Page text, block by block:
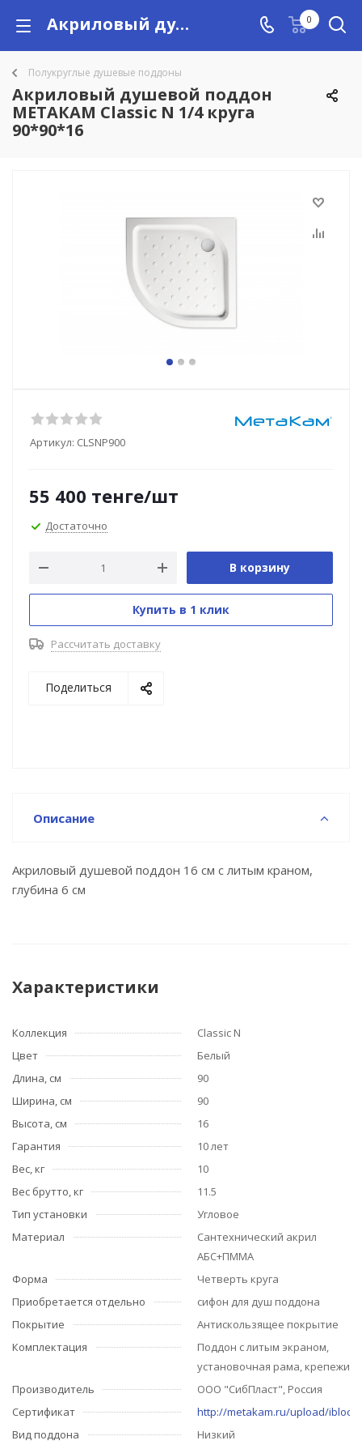
Акриловый душевой поддон МЕТАКАМ Classic N 1/4 круга 90*90*16 купить в Алматы с доставкой по Казахстану, цены 0
Полукруглые душевые поддоны
Акриловый душевой поддон
МЕТАКАМ Classic N 1/4 круга
90*90*16
Артикул: CLSNP900
55 400 тенге/шт
Достаточно
В корзину
Купить в 1 клик
Рассчитать доставку
Поделиться
Описание
Акриловый душевой поддон 16 см с литым краном,
глубина 6 см
Характеристики
Коллекция
Classic N
Цвет
Белый
Длина, см
90
Ширина, см
90
Высота, см
16
Гарантия
10 лет
Вес, кг
10
Вес брутто, кг
11.5
Тип установки
Угловое
Материал
Сантехнический акрил
АБС+ПММА
Форма
Четверть круга
Приобретается отдельно
сифон для душ поддона
Покрытие
Антискользящее покрытие
Комплектация
Поддон с литым экраном,
установочная рама, крепежи
Производитель
ООО "СибПласт", Россия
Сертификат
http://metakam.ru/upload/
Вид поддона
Низкий